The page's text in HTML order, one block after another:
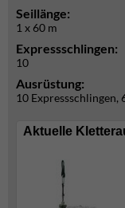
Seillänge:
1 x 60 m
Expressschlingen:
10
Ausrüstung:
10 Expressschlingen,
Aktuelle